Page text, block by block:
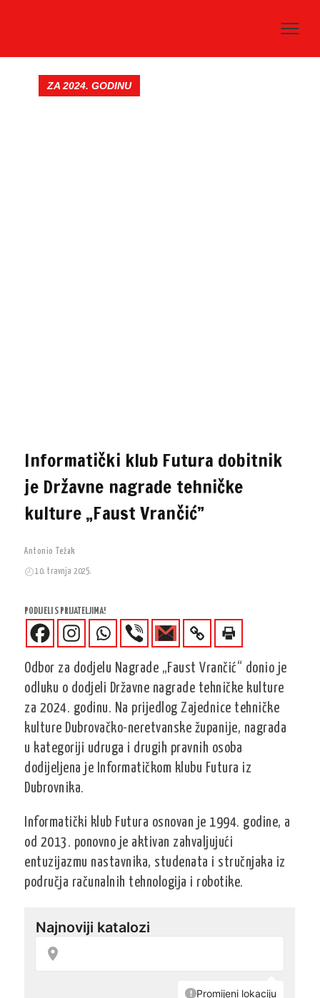
ZA 2024. GODINU
Informatički klub Futura dobitnik
je Državne nagrade tehničke
kulture „Faust Vrančić”
Antonio Težak
10. travnja 2025.
PODIJELI S PRIJATELJIMA!
Odbor za dodjelu Nagrade „Faust Vrančić“ donio je
odluku o dodjeli Državne nagrade tehničke kulture
za 2024. godinu. Na prijedlog Zajednice tehničke
kulture Dubrovačko-neretvanske županije, nagrada
u kategoriji udruga i drugih pravnih osoba
dodijeljena je Informatičkom klubu Futura iz
Dubrovnika.
Informatički klub Futura osnovan je 1994. godine, a
od 2013. ponovno je aktivan zahvaljujući
entuzijazmu nastavnika, studenata i stručnjaka iz
područja računalnih tehnologija i robotike.